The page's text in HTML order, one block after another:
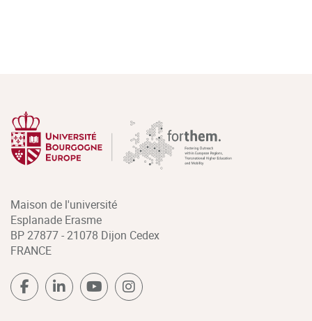
Maison de l'université
Esplanade Erasme
BP 27877 - 21078 Dijon Cedex
FRANCE